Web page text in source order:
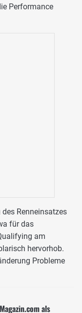
Performance
Renneinsatzes
für das
am
hervorhob.
Probleme
als